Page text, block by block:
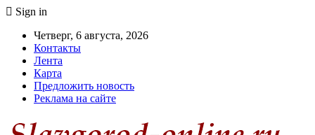
Sign in
Четверг, 6 августа, 2026
Контакты
Лента
Карта
Предложить новость
Реклама на сайте